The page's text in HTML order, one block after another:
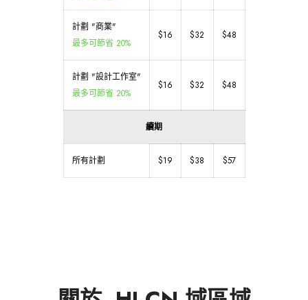
計劃 "商業"
最多可節省 20%
$16 $32 $48
計劃 "設計工作室"
最多可節省 20%
$16 $32 $48
續期
所有計劃 $19 $38 $57